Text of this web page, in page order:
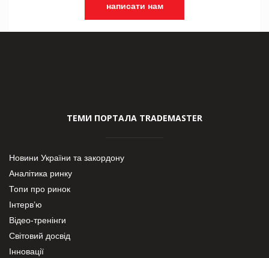
написати нам
ТЕМИ ПОРТАЛА TRADEMASTER
Новини України та закордону
Аналітика ринку
Топи про ринок
Інтерв’ю
Відео-тренінги
Світовий досвід
Інновації